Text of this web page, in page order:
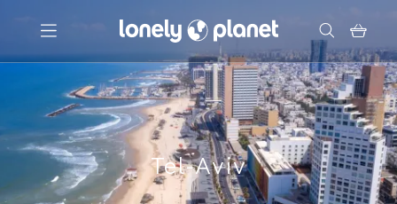
Menu
Votre recherche
Tel-Aviv